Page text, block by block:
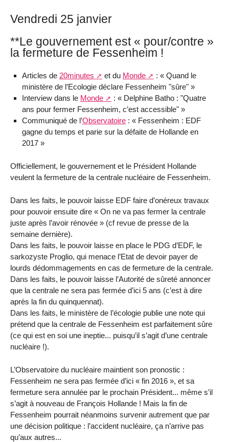
Vendredi 25 janvier
**Le gouvernement est « pour/contre »
la fermeture de Fessenheim !
Articles de 20minutes et du Monde
: « Quand le
ministère de l’Ecologie déclare Fessenheim "sûre" »
Interview dans le Monde
: « Delphine Batho : "Quatre
ans pour fermer Fessenheim, c’est accessible" »
Communiqué de l’Observatoire: « Fessenheim : EDF
gagne du temps et parie sur la défaite de Hollande en
2017 »
Officiellement, le gouvernement et le Président Hollande
veulent la fermeture de la centrale nucléaire de Fessenheim.
Dans les faits, le pouvoir laisse EDF faire d’onéreux travaux
pour pouvoir ensuite dire « On ne va pas fermer la centrale
juste après l’avoir rénovée » (cf revue de presse de la
semaine dernière).
Dans les faits, le pouvoir laisse en place le PDG d’EDF, le
sarkozyste Proglio, qui menace l’Etat de devoir payer de
lourds dédommagements en cas de fermeture de la centrale.
Dans les faits, le pouvoir laisse l’Autorité de sûreté annoncer
que la centrale ne sera pas fermée d’ici 5 ans (c’est à dire
après la fin du quinquennat).
Dans les faits, le ministère de l’écologie publie une note qui
prétend que la centrale de Fessenheim est parfaitement sûre
(ce qui est en soi une ineptie... puisqu’il s’agit d’une centrale
nucléaire !).
L’Observatoire du nucléaire maintient son pronostic :
Fessenheim ne sera pas fermée d’ici « fin 2016 », et sa
fermeture sera annulée par le prochain Président... même s’il
s’agit à nouveau de François Hollande ! Mais la fin de
Fessenheim pourrait néanmoins survenir autrement que par
une décision politique : l’accident nucléaire, ça n’arrive pas
qu’aux autres...